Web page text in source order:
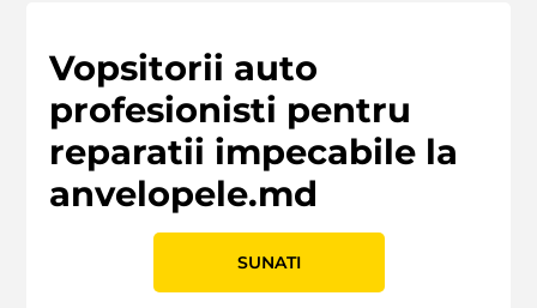
Vopsitorii auto
profesionisti pentru
reparatii impecabile la
anvelopele.md
SUNATI